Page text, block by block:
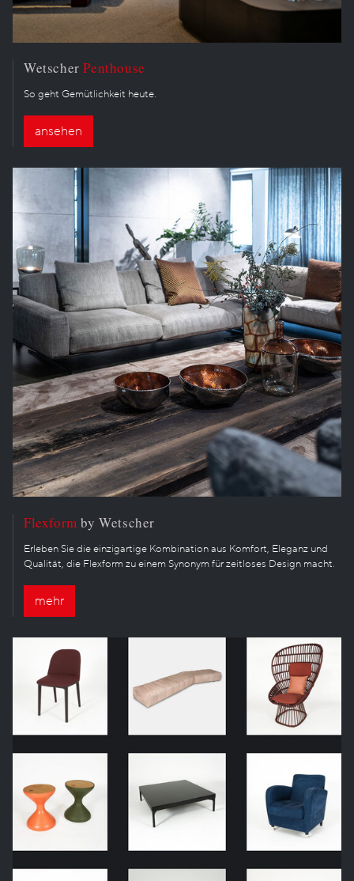
WetscherPenthouse
So geht Gemütlichkeit heute.
ansehen
Flexform by Wetscher
Erleben Sie die einzigartige Kombination aus Komfort, Eleganz und
Qualität, die Flexform zu einem Synonym für zeitloses Design macht.
mehr